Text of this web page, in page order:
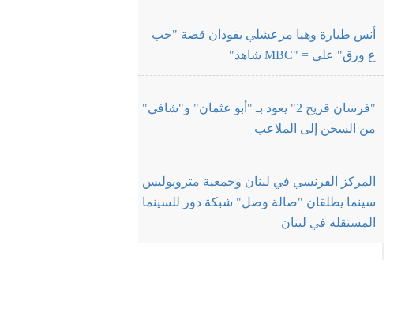
أنس طيارة وهيا مرعشلي يقودان قصة "حب
ع ورق" على = "MBC شاهد"
"فرسان قريح 2" يعود بـ "أبو عثمان" و"شافي"
من السجن إلى الملاعب
المركز الفرنسي في لبنان وجمعية متروبوليس
سينما يطلقان "صالة وصل" شبكة دور للسينما
المستقلة في لبنان